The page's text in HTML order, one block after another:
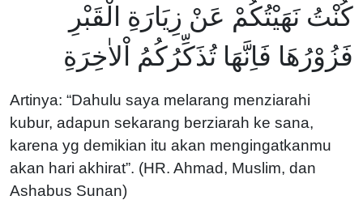
كُنْتُ نَهَيْتُكُمْ عَنْ زِيَارَةِ الْقَبْرِ
فَزُوْرُهَا فَاِنَّهَا تُذَكِّرُكُمُ اْلاٰخِرَةِ
Artinya: “Dahulu saya melarang menziarahi
kubur, adapun sekarang berziarah ke sana,
karena yg demikian itu akan mengingatkanmu
akan hari akhirat”. (HR. Ahmad, Muslim, dan
Ashabus Sunan)